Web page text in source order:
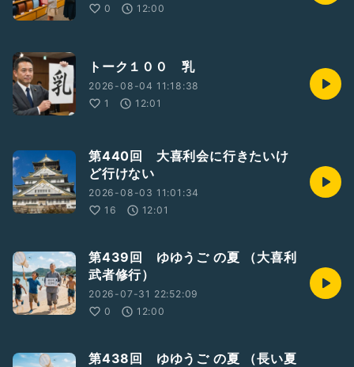
0
12:00
トーク１００ 乳
2026-08-04 11:18:38
1
12:01
第440回 大喜利会に行きたいけ
ど行けない
2026-08-03 11:01:34
16
12:01
第439回 ゆゆうご の夏 （大喜利
武者修行）
2026-07-31 22:52:09
0
12:00
第438回 ゆゆうご の夏 （長い夏